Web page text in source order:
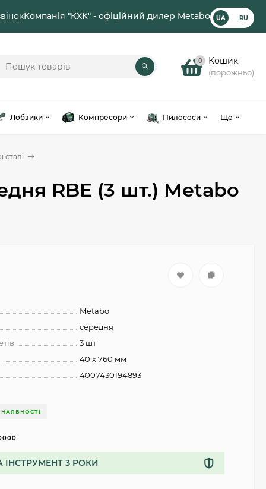
Компанія "КХК" - офіційний дилер Metabo UA RU
0 Кошик
(порожньо)
Лобзики Компресори Пилососи Ще
сталі
RBE (3 шт.) Metabo
Metabo
середня
3 шт
40 x 760 мм
4007430194893
НАЯВНОСТІ
ІНСТРУМЕНТ 3 РОКИ